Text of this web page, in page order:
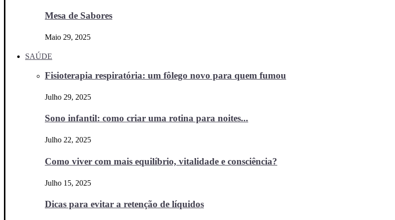
Mesa de Sabores
Maio 29, 2025
SAÚDE
Fisioterapia respiratória: um fôlego novo para quem fumou
Julho 29, 2025
Sono infantil: como criar uma rotina para noites...
Julho 22, 2025
Como viver com mais equilíbrio, vitalidade e consciência?
Julho 15, 2025
Dicas para evitar a retenção de líquidos